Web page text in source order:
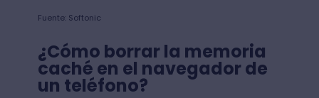
Fuente: Softonic
¿Cómo borrar la memoria
caché en el navegador de
un teléfono?